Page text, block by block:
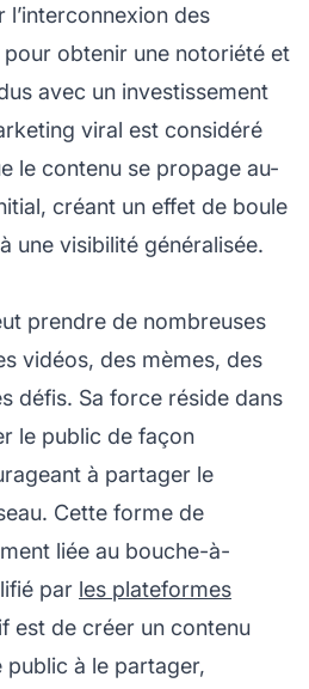
l’interconnexion des
obtenir une notoriété et
avec un investissement
viral est considéré
le contenu se propage au-
créant un effet de boule
une visibilité généralisée.
prendre de nombreuses
vidéos, des mèmes, des
défis. Sa force réside dans
le public de façon
à partager le
Cette forme de
liée au bouche-à-
par les plateformes
est de créer un contenu
à le partager,